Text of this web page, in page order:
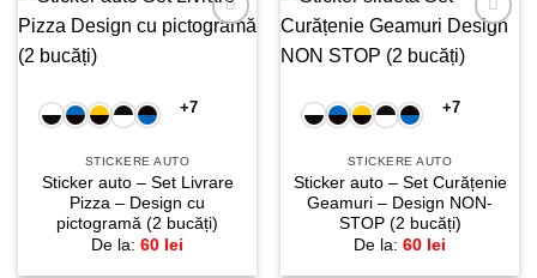
+7
STICKERE AUTO
Sticker auto – Set Livrare
Pizza – Design cu
pictogramă (2 bucăți)
De la: 60 lei
+7
STICKERE AUTO
Sticker auto – Set Curățenie
Geamuri – Design NON-
STOP (2 bucăți)
De la: 60 lei